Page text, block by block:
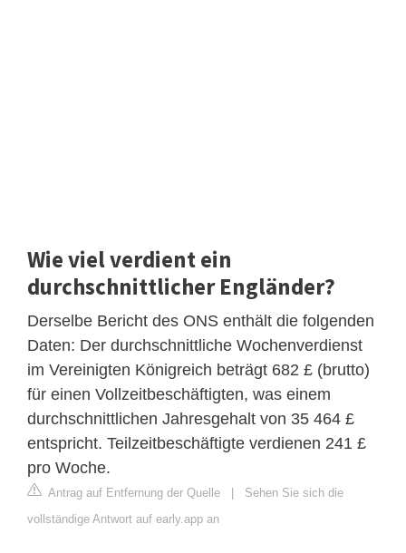
Wie viel verdient ein
durchschnittlicher Engländer?
Derselbe Bericht des ONS enthält die folgenden
Daten: Der durchschnittliche Wochenverdienst
im Vereinigten Königreich beträgt 682 £ (brutto)
für einen Vollzeitbeschäftigten, was einem
durchschnittlichen Jahresgehalt von 35 464 £
entspricht. Teilzeitbeschäftigte verdienen 241 £
pro Woche.
Antrag auf Entfernung der Quelle
Sehen Sie sich die
vollständige Antwort auf early.app an